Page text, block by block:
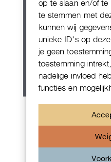
op te slaan en/of te
te stemmen met
kunnen wij
unieke ID's op
je geen
toestemming
nadelige invloed
functies en
Patek Philippe